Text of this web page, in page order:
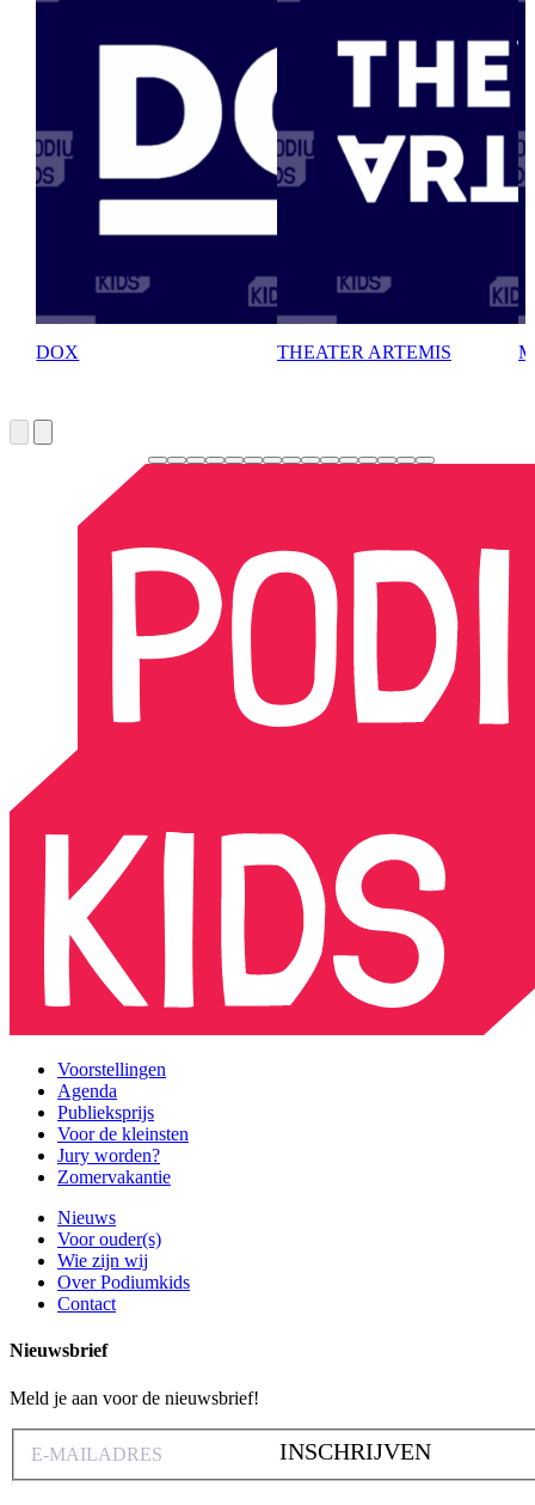
DOX THEATER ARTEMIS
Voorstellingen
Agenda
Publieksprijs
Voor de kleinsten
Jury worden?
Zomervakantie
Nieuws
Voor ouder(s)
Wie zijn wij
Over Podiumkids
Contact
Nieuwsbrief
Meld je aan voor de nieuwsbrief!
INSCHRIJVEN